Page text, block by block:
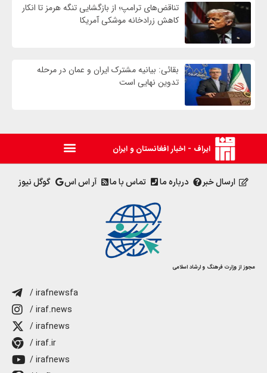
تناقض‌های ترامپ؛ از بازگشایی تنگه هرمز تا انکار
کاهش زرادخانه موشکی آمریکا
بقائی: بیانیه مشترک ایران و عمان در مرحله
تدوین نهایی است
ایراف - اخبار افغانستان و ایران
ارسال خبر درباره ما تماس با ما آر اس اس گوگل نیوز
مجوز از وزارت فرهنگ و ارشاد اسلامی
/ irafnewsfa
/ iraf.news
/ irafnews
/ iraf.ir
/ irafnews